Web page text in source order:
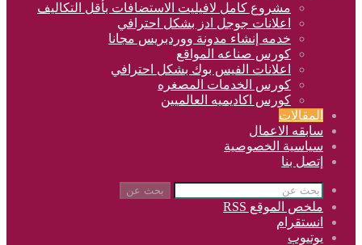
مشروع كامل لافيليت الاستضافات بأقل التكاليف
اعلانات جوجل ادز بشكل احترافي
خدمه إنشاء مدونة ووردبريس مجانا
كورس صناعه المواقع
اعلانات الفيس بوك بشكل احترافي
كورس الخدمات المصغره
كورس اكاديميه العالميين
المقالات
سابقه الاعمال
سياسية الخصوصية
إتصل بنا
بحث عن
ملخص الموقع RSS
انستقرام
يوتيوب